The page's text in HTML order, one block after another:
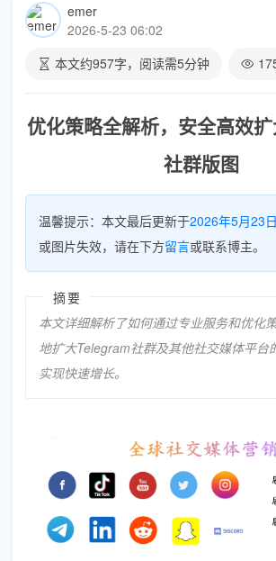
emer
2026-5-23 06:02
本文约957字，阅读需5分钟
优化策略全解析，安全高效
社群版图
温馨提示：本文最后更新于2026年5月23
或图片失效，请在下方留言或联系博主。
摘要
本文详细解析了如何通过专业服务和优化
地扩大Telegram社群及其他社交媒体平台
实现快速增长。